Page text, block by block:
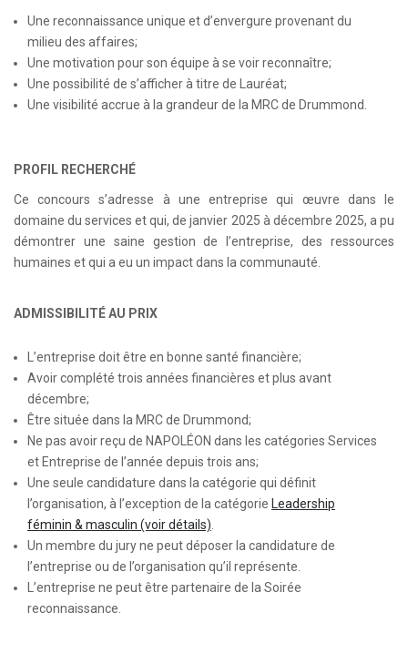
Une reconnaissance unique et d’envergure provenant du
milieu des affaires;
Une motivation pour son équipe à se voir reconnaître;
Une possibilité de s’afficher à titre de Lauréat;
Une visibilité accrue à la grandeur de la MRC de Drummond.
PROFIL RECHERCHÉ
Ce concours s’adresse à une entreprise qui œuvre dans le
domaine du services et qui, de janvier 2025 à décembre 2025, a pu
démontrer une saine gestion de l’entreprise, des ressources
humaines et qui a eu un impact dans la communauté.
ADMISSIBILITÉ AU PRIX
L’entreprise doit être en bonne santé financière;
Avoir complété trois années financières et plus avant
décembre;
Être située dans la MRC de Drummond;
Ne pas avoir reçu de NAPOLÉON dans les catégories Services
et Entreprise de l’année depuis trois ans;
Une seule candidature dans la catégorie qui définit
l’organisation, à l’exception de la catégorie Leadership
féminin & masculin (voir détails)
Un membre du jury ne peut déposer la candidature de
l’entreprise ou de l’organisation qu’il représente.
L’entreprise ne peut être partenaire de la Soirée
reconnaissance.